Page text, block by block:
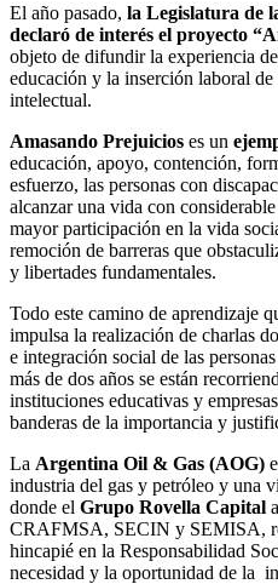
El año pasado, la Legislatura de
declaró de interés el proyecto
objeto de difundir la experiencia
educación y la inserción laboral de
intelectual.
Amasando Prejuicios es un
educación, apoyo, contención,
esfuerzo, las personas con
alcanzar una vida con
mayor participación en la vida
remoción de barreras que
y libertades fundamentales.
Todo este camino de aprendizaje
impulsa la realización de charlas
e integración social de las
más de dos años se están
instituciones educativas y
banderas de la importancia y
La Argentina Oil & Gas (AOG)
industria del gas y petróleo y una
donde el Grupo Rovella Capital
CRAFMSA, SECIN y SEMISA,
hincapié en la Responsabilidad
necesidad y la oportunidad de la